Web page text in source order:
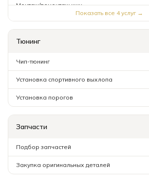
Монтаж/демонтаж шин
Показать все 4услуг →
Тюнинг
Чип-тюнинг
Установка спортивного выхлопа
Установка порогов
Запчасти
Подбор запчастей
Закупка оригинальных деталей